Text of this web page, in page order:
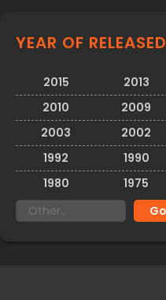
YEAR OF RELEASED
2015 2013
2010
2009
2003
2002
1992
1990
1980
1975